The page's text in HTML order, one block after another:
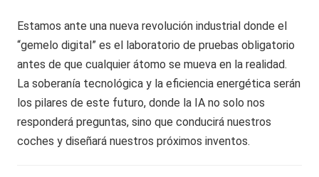
Estamos ante una nueva revolución industrial donde el
“gemelo digital” es el laboratorio de pruebas obligatorio
antes de que cualquier átomo se mueva en la realidad.
La soberanía tecnológica y la eficiencia energética serán
los pilares de este futuro, donde la IA no solo nos
responderá preguntas, sino que conducirá nuestros
coches y diseñará nuestros próximos inventos.